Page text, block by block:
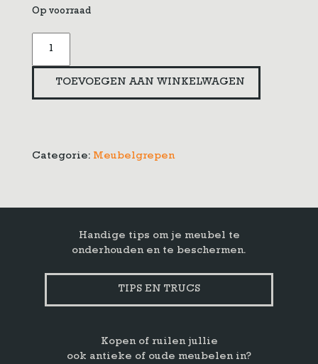
Op voorraad
messing
meubelgreep
aantalTOEVOEGEN AAN WINKELWAGEN
Categorie: Meubelgrepen
Handige tips om je meubel te
onderhouden en te beschermen.
TIPS EN TRUCS
Kopen of ruilen jullie
ook antieke of oude meubelen in?